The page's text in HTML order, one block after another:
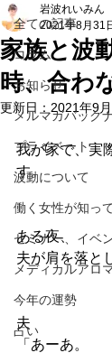
全ての記事
コラム
お知らせ
メルマガバック
プライベート
波動について
働く女性が知っ
セミナー、イベ
メディカルアロ
今年の運勢
占い
家族と波
時、合わ
岩波れいみん
2021年8月31
更新日： 2021年9
我が家で、実
す。
ある夜、
夫が肩を落と
夫
「あーあ。